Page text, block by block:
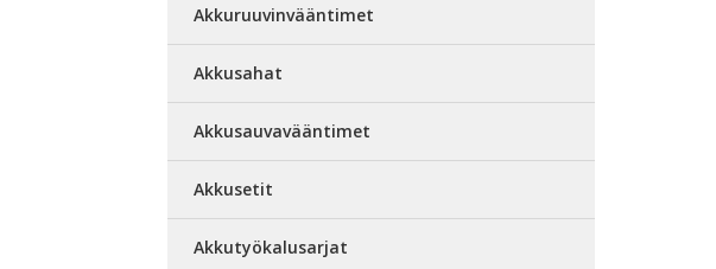
Akkuruuvinvääntimet
Akkusahat
Akkusauvavääntimet
Akkusetit
Akkutyökalusarjat